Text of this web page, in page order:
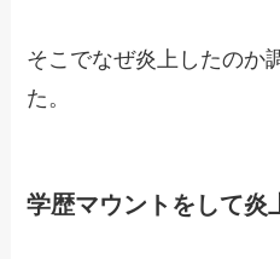
そこでなぜ炎上したのか
た。
学歴マウントをして炎